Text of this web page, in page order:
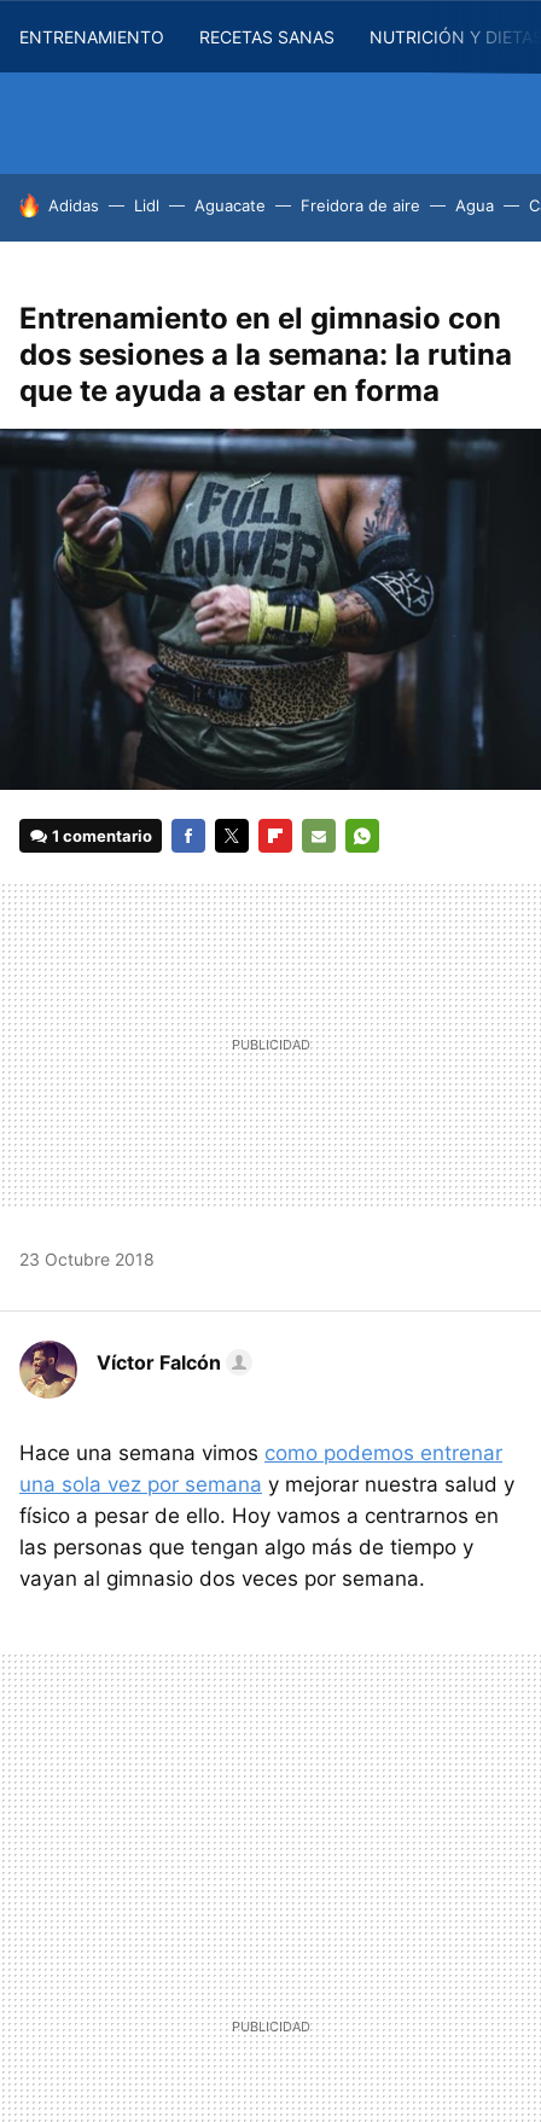
ENTRENAMIENTO RECETAS SANAS NUTRICIÓN Y
HOY SE HABLA DE
Adidas Lidl Aguacate Freidora de aire Agua
Entrenamiento en el gimnasio con
dos sesiones a la semana: la rutina
que te ayuda a estar en forma
1 comentario
MAIL
23 Octubre 2018
Víctor Falcón
Hace una semana vimos como podemos entrenar
una sola vez por semana y mejorar nuestra salud y
físico a pesar de ello. Hoy vamos a centrarnos en
las personas que tengan algo más de tiempo y
vayan al gimnasio dos veces por semana.